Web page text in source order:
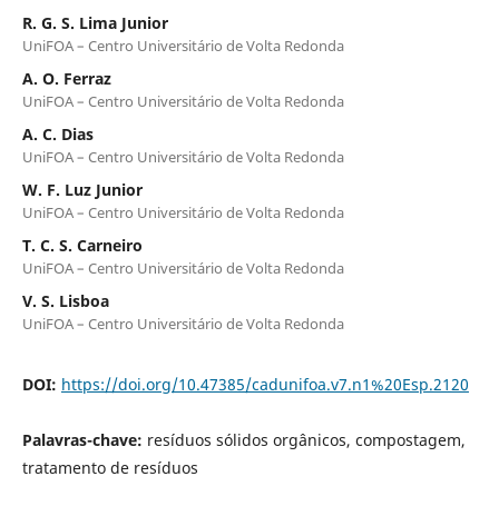
R. G. S. Lima Junior
UniFOA – Centro Universitário de Volta Redonda
A. O. Ferraz
UniFOA – Centro Universitário de Volta Redonda
A. C. Dias
UniFOA – Centro Universitário de Volta Redonda
W. F. Luz Junior
UniFOA – Centro Universitário de Volta Redonda
T. C. S. Carneiro
UniFOA – Centro Universitário de Volta Redonda
V. S. Lisboa
UniFOA – Centro Universitário de Volta Redonda
DOI: https://doi.org/10.47385/cadunifoa.v7.n1%20Esp.2120
Palavras-chave: resíduos sólidos orgânicos, compostagem,
tratamento de resíduos